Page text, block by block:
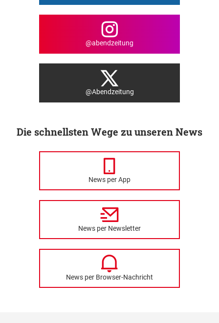
@abendzeitung
@Abendzeitung
Die schnellsten Wege zu unseren News
News per App
News per Newsletter
News per Browser-Nachricht